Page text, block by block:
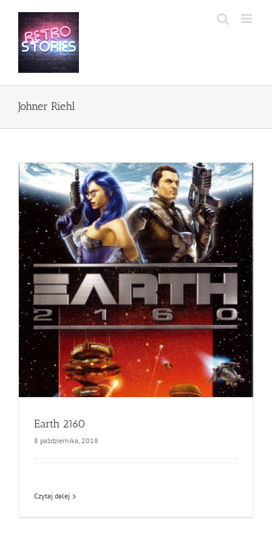
zawartości
Johner Riehl
Earth 2160
8 października, 2018
Czytaj dalej